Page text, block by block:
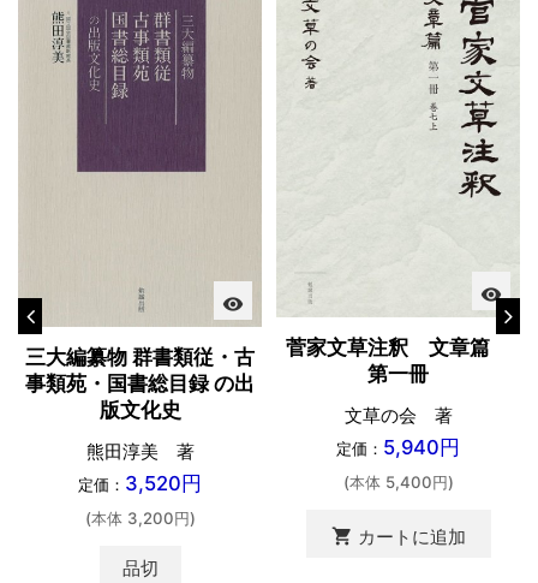
visibility
三大編纂物 群書類従・古
事類苑・国書総目録 の出
版文化史
熊田淳美 著
定価： 3,520円
(本体 3,200円)
品切
visibility
菅家文草注釈 文章篇
第一冊
文草の会 著
定価： 5,940円
(本体 5,400円)
shopping_cart カートに追加